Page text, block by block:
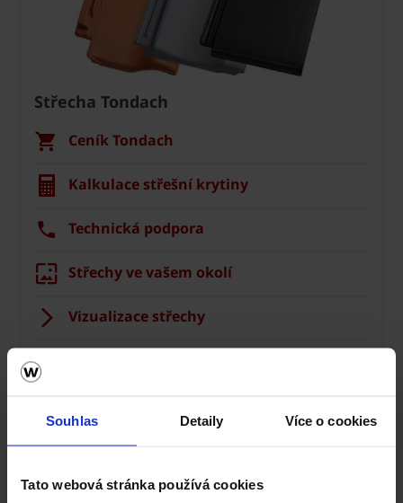
Souhlas Detaily Více o cookies
Tato webová stránka používá cookies
Střecha Tondach
Ceník Tondach
Kalkulace střešní krytiny
Technická podpora
Střechy ve vašem okolí
Vizualizace střechy